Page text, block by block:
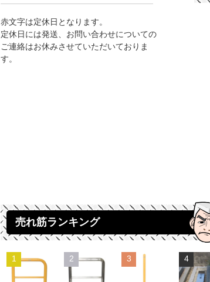
赤文字は定休日となります。
定休日には発送、お問い合わせについての
ご連絡はお休みさせていただいておりま
す。
売れ筋ランキング
1 2 3 4